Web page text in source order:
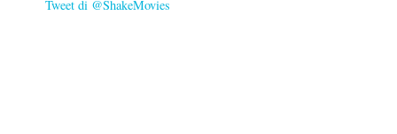
Tweet di @ShakeMovies